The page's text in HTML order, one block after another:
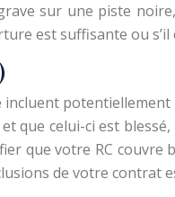
sur une piste
est suffisante ou
potentiellement
que celui-ci est
que votre RC couvre
de votre contrat